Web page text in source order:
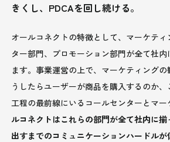
きくし、PDCAを回し続ける。
オールコネクトの特徴として、マーケテ
ター部門、プロモーション部門が全て社
ます。事業運営の上で、マーケティング
うしたらユーザーが商品を購入するのか、
工程の最前線にいるコールセンターとマー
ルコネクトはこれらの部門が全て社内に
出すまでのコミュニケーションハードルが